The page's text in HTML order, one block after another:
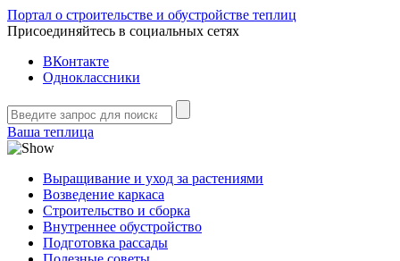
Портал о строительстве и обустройстве теплиц
Присоединяйтесь в социальных сетях
ВКонтакте
Одноклассники
Ваша теплица
Выращивание и уход за растениями
Возведение каркаса
Строительство и сборка
Внутреннее обустройство
Подготовка рассады